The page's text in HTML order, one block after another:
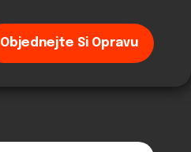
Objednejte Si Opravu